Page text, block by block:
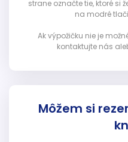
strane označte tie, ktoré si
na modré
Ak výpožičku nie je
kontaktujte nás
Môžem si